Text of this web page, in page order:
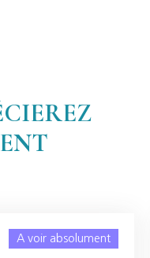
A voir absolument